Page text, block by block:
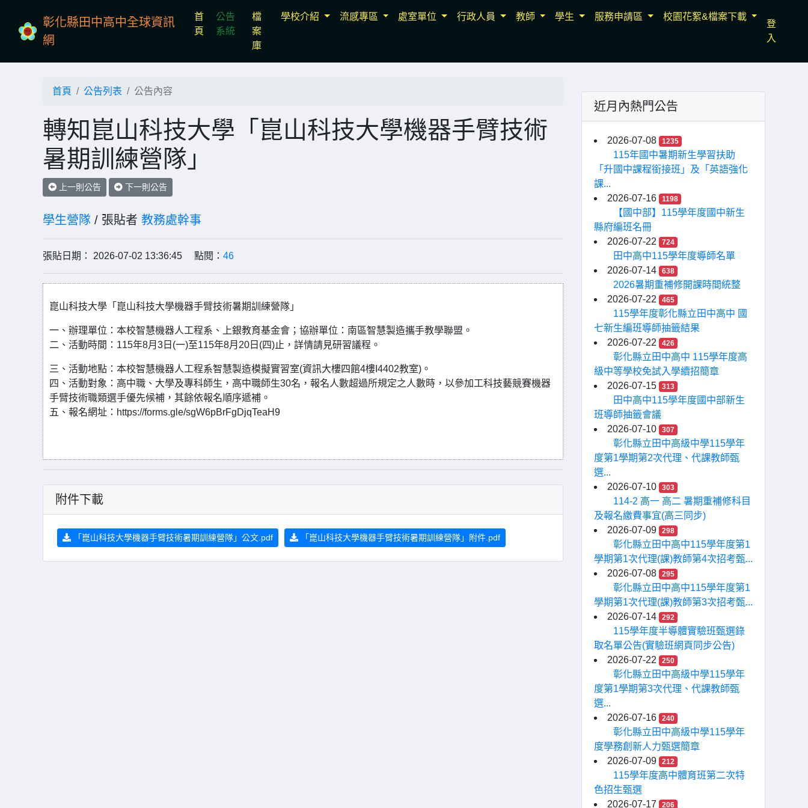
彰化縣田中高中全球資訊
網
首
頁 (current)
公告
系統
檔
案
庫
學校介紹 流感專區 處室單位 行政人員 教師 學生 服務申請區 校園花絮&檔案下載
登
入
首頁 公告列表 公告內容
轉知崑山科技大學「崑山科技大學機器手臂技術
暑期訓練營隊」
上一則公告 下一則公告
學生營隊 / 張貼者 教務處幹事
張貼日期： 2026-07-02 13:36:45 點閱： 46
崑山科技大學「崑山科技大學機器手臂技術暑期訓練營隊」
一、辦理單位：本校智慧機器人工程系、上銀教育基金會；協辦單位：南區智慧製造攜手教學聯盟。
二、活動時間：115年8月3日(一)至115年8月20日(四)止，詳情請見研習議程。
三、活動地點：本校智慧機器人工程系智慧製造模擬實習室(資訊大樓四館4樓I4402教室)。
四、活動對象：高中職、大學及專科師生，高中職師生30名，報名人數超過所規定之人數時，以參加工科技藝競賽機器
手臂技術職類選手優先候補，其餘依報名順序遞補。
五、報名網址：https://forms.gle/sgW6pBrFgDjqTeaH9
附件下載
「崑山科技大學機器手臂技術暑期訓練營隊」公文.pdf 「崑山科技大學機器手臂技術暑期訓練營隊」附件.pdf
近月內熱門公告
2026-07-08 1235
115年國中暑期新生學習扶助
「升國中課程銜接班」及「英語強化
課...
2026-07-16
1198
【國中部】115學年度國中新生
縣府編班名冊
2026-07-22
724
田中高中115學年度導師名單
2026-07-14
638
2026暑期重補修開課時間統整
2026-07-22
465
115學年度彰化縣立田中高中 國
七新生編班導師抽籤結果
2026-07-22
426
彰化縣立田中高中 115學年度高
級中等學校免試入學續招簡章
2026-07-15
313
田中高中115學年度國中部新生
班導師抽籤會議
2026-07-10
307
彰化縣立田中高級中學115學年
度第1學期第2次代理、代課教師甄
選...
2026-07-10
303
114-2 高一 高二 暑期重補修科目
及報名繳費事宜(高三同步)
2026-07-09
298
彰化縣立田中高中115學年度第1
學期第1次代理(課)教師第4次招考甄...
2026-07-08
295
彰化縣立田中高中115學年度第1
學期第1次代理(課)教師第3次招考甄...
2026-07-14
292
115學年度半導體實驗班甄選錄
取名單公告(實驗班網頁同步公告)
2026-07-22
250
彰化縣立田中高級中學115學年
度第1學期第3次代理、代課教師甄
選...
2026-07-16
240
彰化縣立田中高級中學115學年
度學務創新人力甄選簡章
2026-07-09
212
115學年度高中體育班第二次特
色招生甄選
2026-07-17
206